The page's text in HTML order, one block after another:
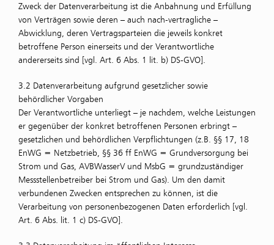
Zweck der Datenverarbeitung ist die Anbahnung und Erfüllung
von Verträgen sowie deren – auch nach-vertragliche –
Abwicklung, deren Vertragsparteien die jeweils konkret
betroffene Person einerseits und der Verantwortliche
andererseits sind [vgl. Art. 6 Abs. 1 lit. b) DS-GVO].
3.2 Datenverarbeitung aufgrund gesetzlicher sowie
behördlicher Vorgaben
Der Verantwortliche unterliegt – je nachdem, welche Leistungen
er gegenüber der konkret betroffenen Personen erbringt –
gesetzlichen und behördlichen Verpflichtungen (z.B. §§ 17, 18
EnWG = Netzbetrieb, §§ 36 ff EnWG = Grundversorgung bei
Strom und Gas, AVBWasserV und MsbG = grundzuständiger
Messstellenbetreiber bei Strom und Gas). Um den damit
verbundenen Zwecken entsprechen zu können, ist die
Verarbeitung von personenbezogenen Daten erforderlich [vgl.
Art. 6 Abs. lit. 1 c) DS-GVO].